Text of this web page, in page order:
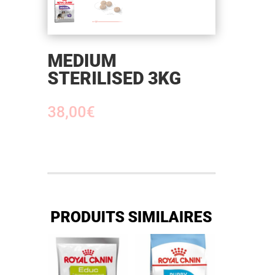
MEDIUM
STERILISED 3KG
38,00€
PRODUITS SIMILAIRES